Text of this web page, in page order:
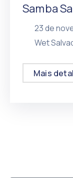
Samba
23 de
Wet
Mais